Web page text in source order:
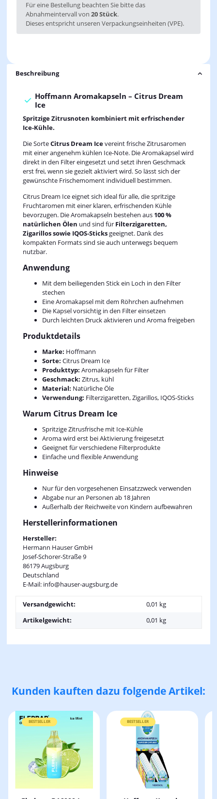
Für eine Bestellung beachten Sie bitte das
Abnahmeintervall von 20 Stück.
Dieses entspricht unseren Verpackungseinheiten (VPE).
Beschreibung
Hoffmann Aromakapseln – Citrus Dream
Ice
Spritzige Zitrusnoten kombiniert mit erfrischender
Ice‑Kühle.
Die SorteCitrus Dream Icevereint frische Zitrusaromen
mit einer angenehm kühlen Ice‑Note. Die Aromakapsel wird
direkt in den Filter eingesetzt und setzt ihren Geschmack
erst frei, wenn sie gezielt aktiviert wird. So lässt sich der
gewünschte Frischemoment individuell bestimmen.
Citrus Dream Ice eignet sich ideal für alle, die spritzige
Fruchtaromen mit einer klaren, erfrischenden Kühle
bevorzugen. Die Aromakapseln bestehen aus 100 %
natürlichen Ölen und sind für Filterzigaretten,
Zigarillos sowie IQOS‑Sticksgeeignet. Dank des
kompakten Formats sind sie auch unterwegs bequem
nutzbar.
Anwendung
Mit dem beiliegenden Stick ein Loch in den Filter
stechen
Eine Aromakapsel mit dem Röhrchen aufnehmen
Die Kapsel vorsichtig in den Filter einsetzen
Durch leichten Druck aktivieren und Aroma freigeben
Produktdetails
Marke: Hoffmann
Sorte: Citrus Dream Ice
Produkttyp: Aromakapseln für Filter
Geschmack: Zitrus, kühl
Material: Natürliche Öle
Verwendung: Filterzigaretten, Zigarillos, IQOS‑Sticks
Warum Citrus Dream Ice
Spritzige Zitrusfrische mit Ice‑Kühle
Aroma wird erst bei Aktivierung freigesetzt
Geeignet für verschiedene Filterprodukte
Einfache und flexible Anwendung
Hinweise
Nur für den vorgesehenen Einsatzzweck verwenden
Abgabe nur an Personen ab 18 Jahren
Außerhalb der Reichweite von Kindern aufbewahren
Herstellerinformationen
Hersteller:
Hermann Hauser GmbH
Josef-Schorer-Straße 9
86179 Augsburg
Deutschland
E-Mail: info@hauser-augsburg.de
Versandgewicht:
0,01 kg
Artikelgewicht:
0,01 kg
Kunden kauften dazu folgende Artikel:
BESTSELLER BESTSELLER